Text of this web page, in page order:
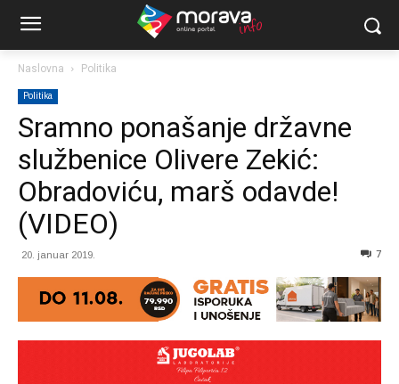
Naslovna Politika
Politika
Sramno ponašanje državne
službenice Olivere Zekić:
Obradoviću, marš odavde!
(VIDEO)
20. januar 2019. 7